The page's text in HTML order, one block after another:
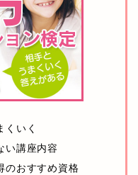
いく
い講座内容
のおすすめ資格